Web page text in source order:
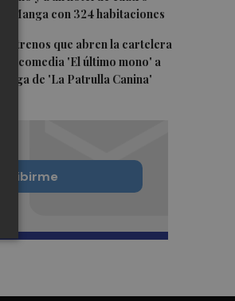
Manga con 324 habitaciones
estrenos que abren la cartelera
la comedia 'El último mono' a
de 'La Patrulla Canina'